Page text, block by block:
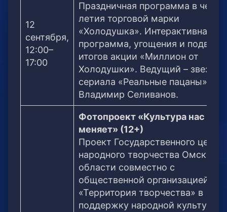
12
сентября,
12:00–
17:00
Праздничная программа в честь
летия торговой марки
«Холодушка». Интерактивная
программа, угощения и
итогов акции «Миллион от
Холодушки». Ведущий – звезда
сериала «Реальные пацаны»
Владимир Селиванов.
Фотопроект «Культура нас
меняет» (12+)
Проект Государственного
народного творчества Омской
области совместно с
общественной организацией
«Территория творчества» в
поддержку народной культуры с